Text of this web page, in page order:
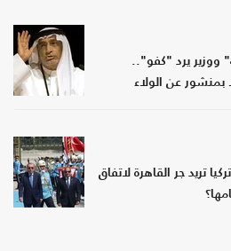
يرد "كفو"..
بمنشور عن الولاء
لـ"عربي21": تركيا تريد جر القاهرة لاتفاق